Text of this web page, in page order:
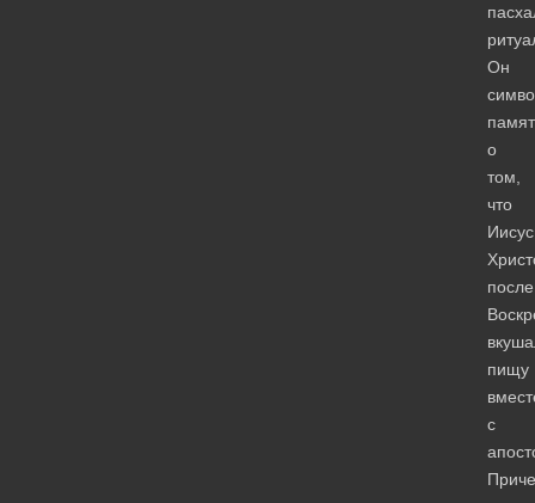
Он
о
том,
что
Иисус
после
пищу
с